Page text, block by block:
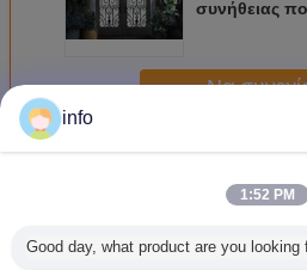
συνήθειας
Να
ΠερισσότεροιΓυαλί
info
1:52 PM
Good day, what product are you looking